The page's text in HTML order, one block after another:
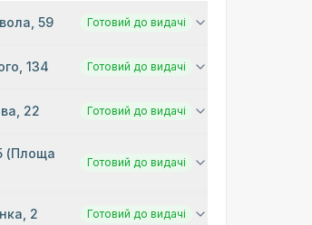
59 Готовий до видачі
134 Готовий до видачі
22 Готовий до видачі
(Площа
Готовий до видачі
2 Готовий до видачі